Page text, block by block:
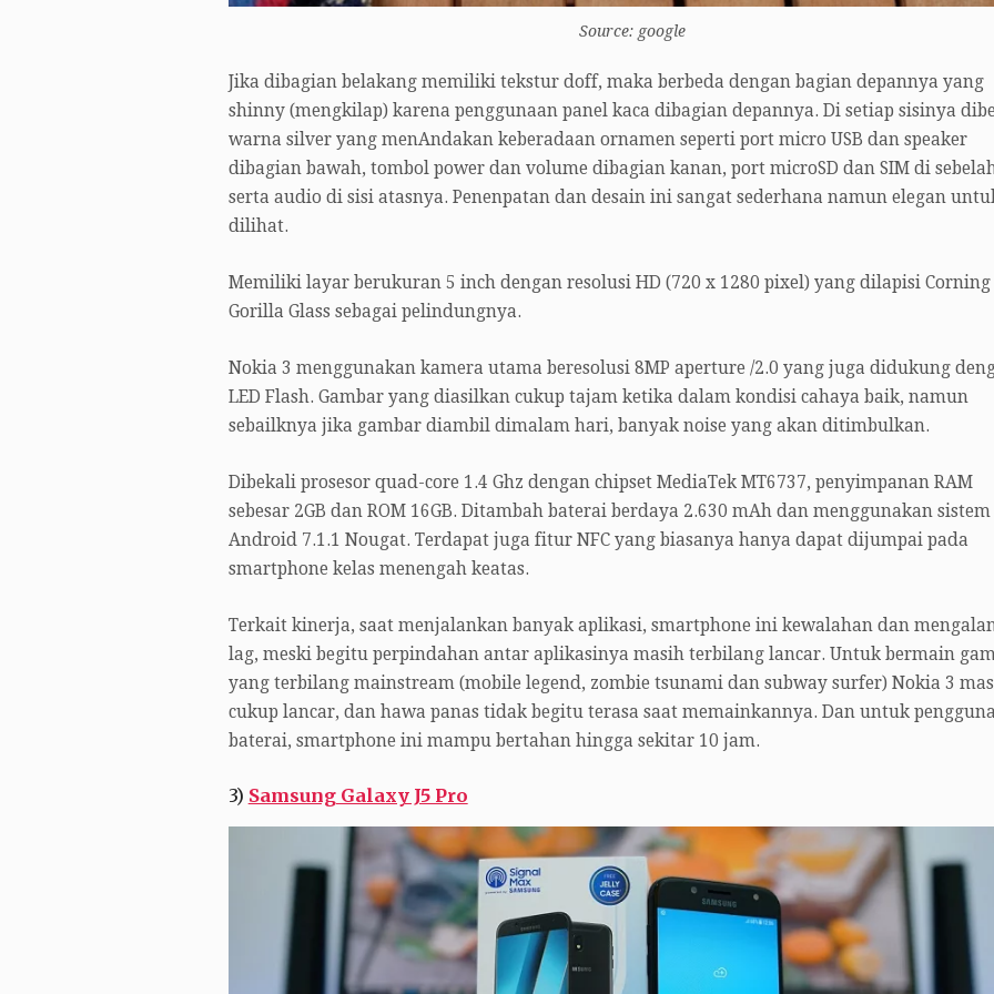
Source: google
Jika dibagian belakang memiliki tekstur doff, maka berbeda dengan bagian depannya yang
shinny (mengkilap) karena penggunaan panel kaca dibagian depannya. Di setiap sisinya
warna silver yang menAndakan keberadaan ornamen seperti port micro USB dan speaker
dibagian bawah, tombol power dan volume dibagian kanan, port microSD dan SIM di
serta audio di sisi atasnya. Penenpatan dan desain ini sangat sederhana namun elegan
dilihat.
Memiliki layar berukuran 5 inch dengan resolusi HD (720 x 1280 pixel) yang dilapisi Corning
Gorilla Glass sebagai pelindungnya.
Nokia 3 menggunakan kamera utama beresolusi 8MP aperture /2.0 yang juga didukung
LED Flash. Gambar yang diasilkan cukup tajam ketika dalam kondisi cahaya baik, namun
sebailknya jika gambar diambil dimalam hari, banyak noise yang akan ditimbulkan.
Dibekali prosesor quad-core 1.4 Ghz dengan chipset MediaTek MT6737, penyimpanan RAM
sebesar 2GB dan ROM 16GB. Ditambah baterai berdaya 2.630 mAh dan menggunakan sistem
Android 7.1.1 Nougat. Terdapat juga fitur NFC yang biasanya hanya dapat dijumpai pada
smartphone kelas menengah keatas.
Terkait kinerja, saat menjalankan banyak aplikasi, smartphone ini kewalahan dan
lag, meski begitu perpindahan antar aplikasinya masih terbilang lancar. Untuk bermain
yang terbilang mainstream (mobile legend, zombie tsunami dan subway surfer) Nokia 3
cukup lancar, dan hawa panas tidak begitu terasa saat memainkannya. Dan untuk
baterai, smartphone ini mampu bertahan hingga sekitar 10 jam.
3) Samsung Galaxy J5 Pro